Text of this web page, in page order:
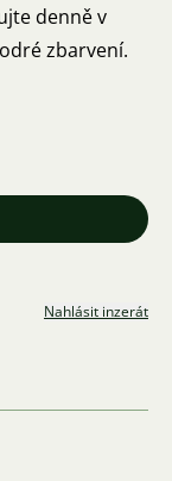
denně v
zbarvení.
Nahlásit inzerát